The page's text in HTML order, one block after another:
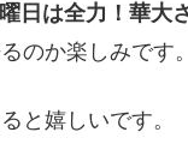
曜日は全力！華大
のか楽しみです。
と嬉しいです。